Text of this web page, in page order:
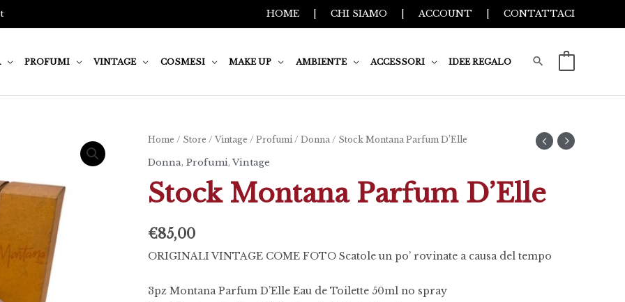
HOME CHI SIAMO |ACCOUNT CONTATTACI
PROFUMI VINTAGE COSMESI MAKE UP AMBIENTE ACCESSORI IDEE REGALO
Home / Store / Vintage / Profumi / Donna / Stock Montana Parfum D’Elle
Donna, Profumi, Vintage
Stock Montana Parfum D’Elle
€85,00
ORIGINALI VINTAGE COME FOTO Scatole un po’ rovinate a causa del tempo
3pz Montana Parfum D’Elle Eau de Toilette 50ml no spray
Stock
Montana
D'Elle
quantità